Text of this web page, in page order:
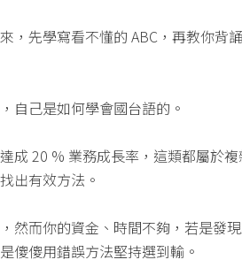
，先學寫看不懂的 ABC，再教你背
自己是如何學會國台語的。
成 20 % 業務成長率，這類都屬於複
出有效方法。
然而你的資金、時間不夠，若是發
傻傻用錯誤方法堅持選到輸。